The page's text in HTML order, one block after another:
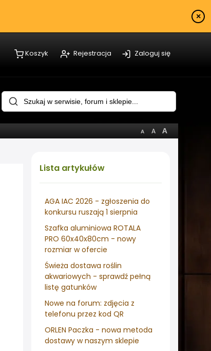
×
Koszyk Rejestracja Zaloguj się
Lista artykułów
AGA IAC 2026 - zgłoszenia do
konkursu ruszają 1 sierpnia
Szafka aluminiowa ROTALA
PRO 60x40x80cm - nowy
rozmiar w ofercie
Świeża dostawa roślin
akwariowych - sprawdź pełną
listę gatunków
Nowe na forum: zdjęcia z
telefonu przez kod QR
ORLEN Paczka - nowa metoda
dostawy w naszym sklepie